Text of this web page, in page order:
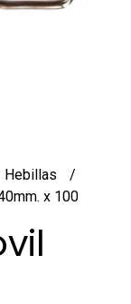
Hebillas
x 100